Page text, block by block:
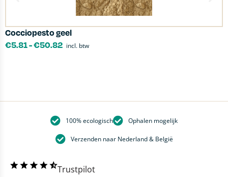
Cocciopesto geel
€5.81-€50.82 incl. btw
100% ecologisch Ophalen mogelijk
Verzenden naar Nederland & België
Trustpilot